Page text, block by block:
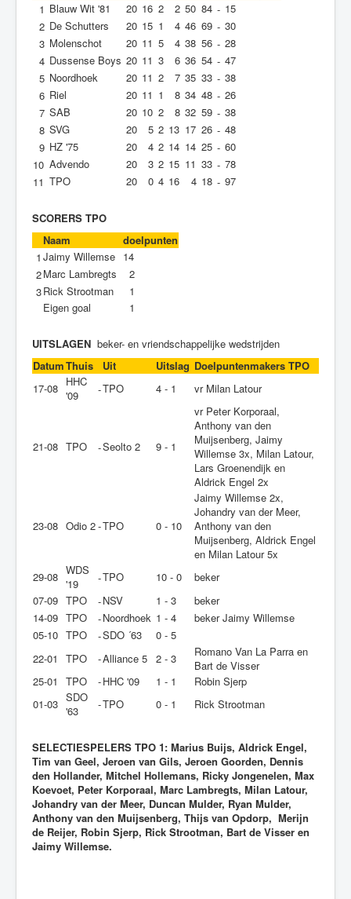
1 Blauw Wit '81 20 16 2 2 50 84 - 15
2 De Schutters 20 15 1 4 46 69 - 30
3 Molenschot 20 11 5 4 38 56 - 28
4 Dussense Boys 20 11 3 6 36 54 - 47
5 Noordhoek 20 11 2 7 35 33 - 38
6 Riel 20 11 1 8 34 48 - 26
7 SAB 20 10 2 8 32 59 - 38
8 SVG 20 5 2 13 17 26 - 48
9 HZ '75 20 4 2 14 14 25 - 60
10 Advendo 20 3 2 15 11 33 - 78
11 TPO 20 0 4 16 4 18 - 97
SCORERS TPO
Naam
doelpunten
1 Jaimy Willemse 14
2Marc Lambregts
2
3Rick Strootman
1
Eigen goal
1
UITSLAGEN beker- en vriendschappelijke wedstrijden
DatumThuis Uit Uitslag Doelpuntenmakers TPO
17-08 HHC
'09
-TPO 4 - 1 vr Milan Latour
21-08 TPO -Seolto 2 9 - 1
vr Peter Korporaal,
Anthony van den
Muijsenberg, Jaimy
Willemse 3x, Milan Latour,
Lars Groenendijk en
Aldrick Engel 2x
23-08 Odio 2-TPO 0 - 10
Jaimy Willemse 2x,
Johandry van der Meer,
Anthony van den
Muijsenberg, Aldrick Engel
en Milan Latour 5x
29-08 WDS
'19
-TPO 10 - 0
beker
07-09 TPO -NSV 1 - 3
beker
14-09 TPO -Noordhoek 1 - 4
beker Jaimy Willemse
05-10 TPO -SDO ´63
0 - 5
22-01
TPO -Alliance 5 2 - 3
Romano Van La Parra en
Bart de Visser
25-01
TPO -HHC '09 1 - 1
Robin Sjerp
01-03 SDO
'63
-TPO 0 - 1 Rick Strootman
SELECTIESPELERS TPO 1: Marius Buijs, Aldrick Engel,
Tim van Geel, Jeroen van Gils, Jeroen Goorden, Dennis
den Hollander, Mitchel Hollemans, Ricky Jongenelen, Max
Koevoet, Peter Korporaal, Marc Lambregts, Milan Latour,
Johandry van der Meer, Duncan Mulder, Ryan Mulder,
Anthony van den Muijsenberg, Thijs van Opdorp, Merijn
de Reijer, Robin Sjerp, Rick Strootman, Bart de Visser en
Jaimy Willemse.